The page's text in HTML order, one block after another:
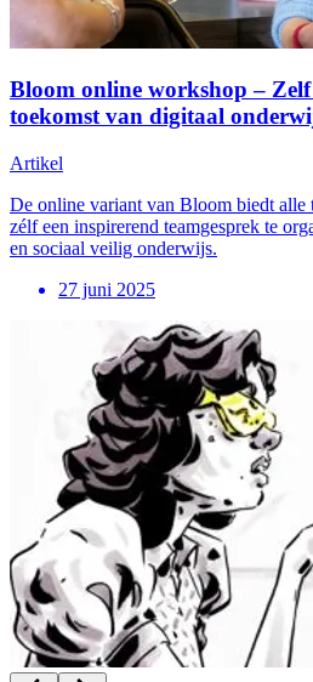
Bloom online workshop – Zelf
toekomst van digitaal
Artikel
De online variant van Bloom biedt alle
zélf een inspirerend teamgesprek te
en sociaal veilig onderwijs.
27 juni 2025